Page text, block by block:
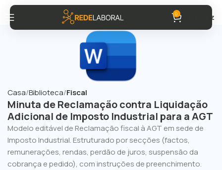
0 Kz
Casa Biblioteca Fiscal
Minuta de Reclamação contra Liquidação
Adicional de Imposto Industrial para a AGT
Modelo editável de Reclamação fiscal à AGT em sede de
Imposto Industrial. Estruturado por secções (factos,
remunerações, rendas, perdão de juros, suspensão da
cobrança e pedido), com instruções de preenchimento.